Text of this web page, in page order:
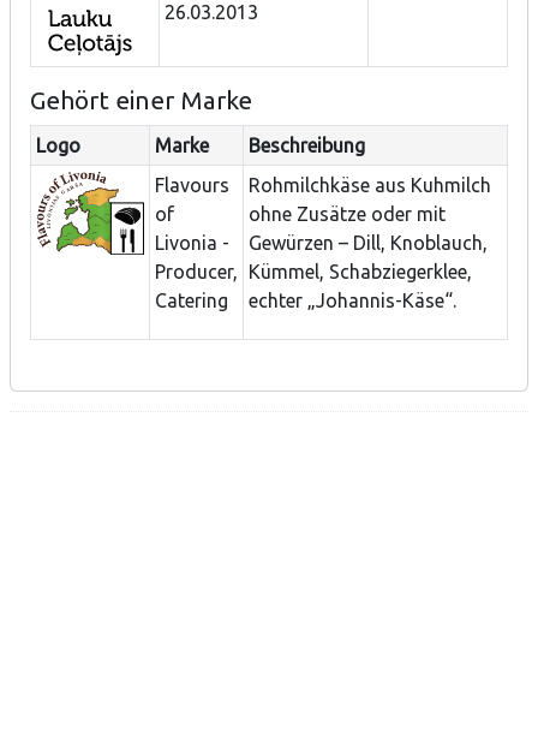
26.03.2013
Gehört einer Marke
Logo Marke
Beschreibung
Flavours
of
Livonia -
Producer,
Catering
Rohmilchkäse aus Kuhmilch
ohne Zusätze oder mit
Gewürzen – Dill, Knoblauch,
Kümmel, Schabziegerklee,
echter „Johannis-Käse“.